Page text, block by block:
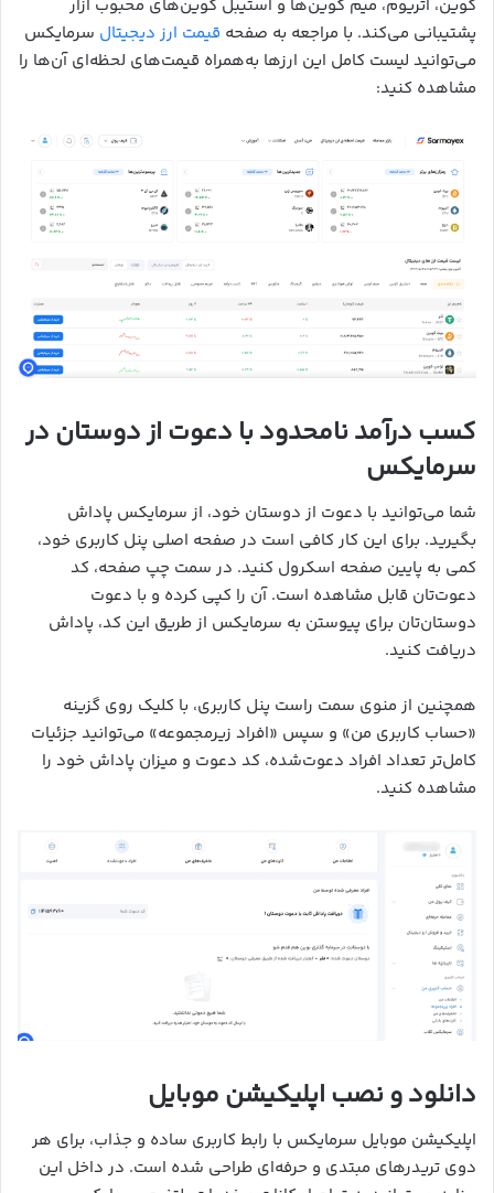
کوین، اتریوم، میم کوین‌ها و استیبل کوین‌های محبوب ازار
پشتیبانی می‌کند. با مراجعه به صفحه قیمت ارز دیجیتال سرمایکس
می‌توانید لیست کامل این ارزها به‌همراه قیمت‌های لحظه‌ای آن‌ها را
مشاهده کنید:
کسب درآمد نامحدود با دعوت از دوستان در
سرمایکس
شما می‌توانید با دعوت از دوستان خود، از سرمایکس پاداش
بگیرید. برای این کار کافی است در صفحه اصلی پنل کاربری خود،
کمی به پایین صفحه اسکرول کنید. در سمت چپ صفحه، کد
دعوت‌تان قابل مشاهده است. آن را کپی کرده و با دعوت
دوستان‌تان برای پیوستن به سرمایکس از طریق این کد، پاداش
دریافت کنید.
همچنین از منوی سمت راست پنل کاربری، با کلیک روی گزینه
«حساب کاربری من» و سپس «افراد زیرمجموعه» می‌توانید جزئیات
کامل‌تر تعداد افراد دعوت‌شده، کد دعوت و میزان پاداش خود را
مشاهده کنید.
دانلود و نصب اپلیکیشن موبایل
اپلیکیشن موبایل سرمایکس با رابط کاربری ساده و جذاب، برای هر
دوی تریدرهای مبتدی و حرفه‌ای طراحی شده است. در داخل این